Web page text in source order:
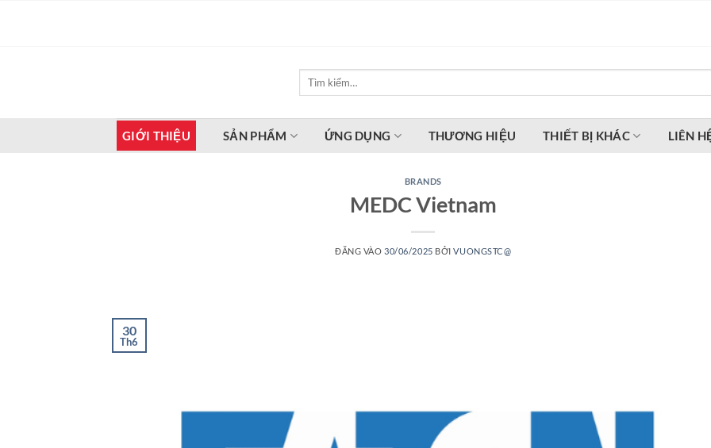
GIỚI THIỆU SẢN PHẨM ỨNG DỤNG THƯƠNG HIỆU THIẾT BỊ KHÁC LIÊN
BRANDS
MEDC Vietnam
ĐĂNG VÀO 30/06/2025 BỞIVUONGSTC@
30
Th6